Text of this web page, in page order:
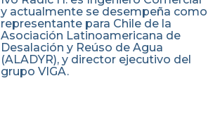
y actualmente se desempeña como
representante para Chile de la
Asociación Latinoamericana de
Desalación y Reúso de Agua
(ALADYR), y director ejecutivo del
grupo VIGA.